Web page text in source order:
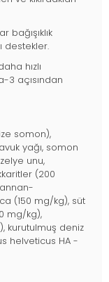
destekler.
hızlı
3 açısından
somon),
yağı, somon
unu,
(200
(150 mg/kg), süt
mg/kg),
kurutulmuş deniz
helveticus HA -